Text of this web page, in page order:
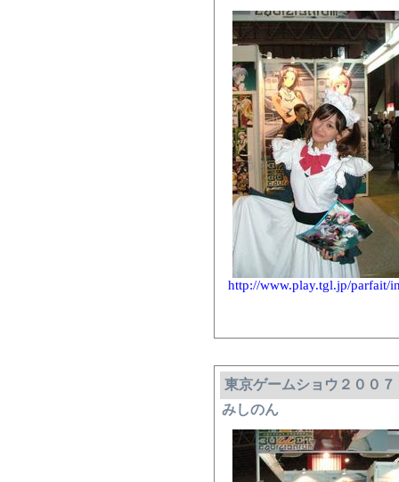
http://www.play.tgl.jp/parfait/
東京ゲームショウ２００
みしのん